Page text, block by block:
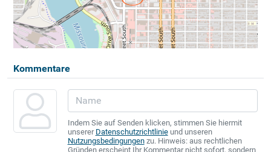
Kommentare
Indem Sie auf Senden klicken, stimmen Sie hiermit
unserer Datenschutzrichtlinieund unseren
Nutzungsbedingungenzu. Hinweis: aus rechtlichen
Gründen erscheint Ihr Kommentar nicht sofort, sondern